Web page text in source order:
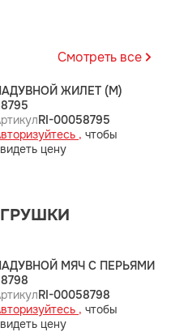
Смотреть все
ЖИЛЕТ (M)
RI-00058795
, чтобы
цену
МЯЧ С ПЕРЬЯМИ
RI-00058798
, чтобы
цену